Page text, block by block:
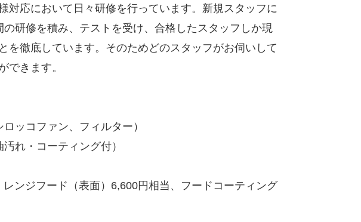
対応において日々研修を行っています。新規スタッフに
研修を積み、テストを受け、合格したスタッフしか現
を徹底しています。そのためどのスタッフがお伺いして
できます。
ロッコファン、フィルター）
汚れ・コーティング付）
ンジフード（表面）6,600円相当、フードコーティング